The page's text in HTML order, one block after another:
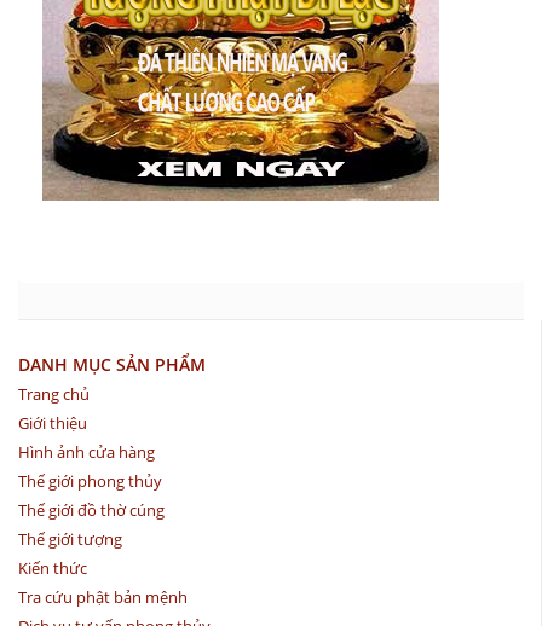
DANH MỤC SẢN PHẨM
Trang chủ
Giới thiệu
Hình ảnh cửa hàng
Thế giới phong thủy
Thế giới đồ thờ cúng
Thế giới tượng
Kiến thức
Tra cứu phật bản mệnh